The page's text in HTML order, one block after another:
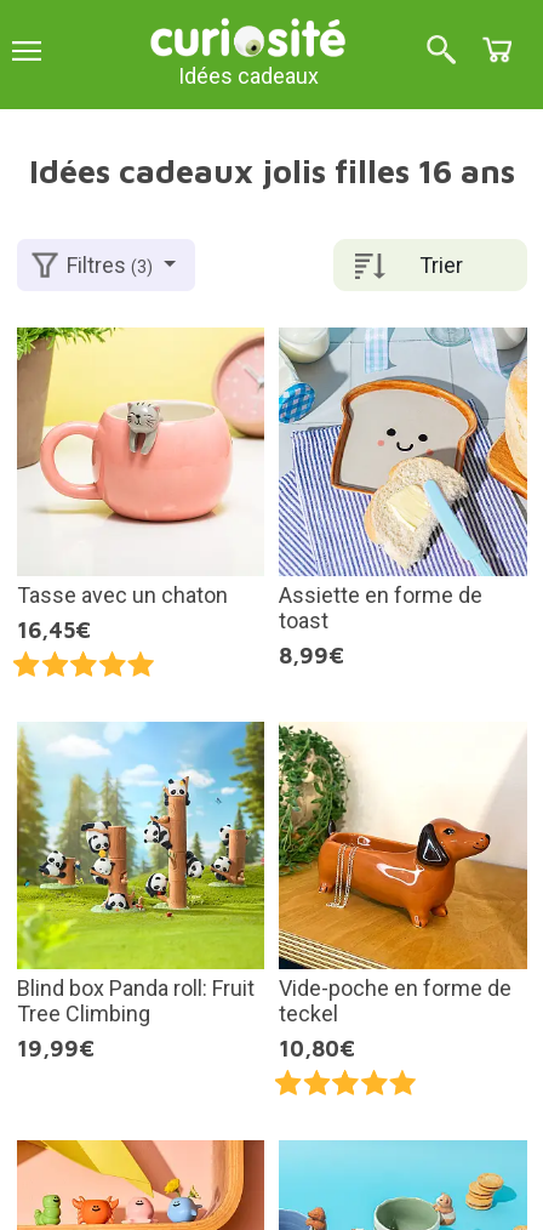
Idées cadeaux
Idées cadeaux jolis filles 16 ans
Trier
Filtres(3)
Tasse avec un chaton
16,45€
Assiette en forme de
toast
8,99€
Blind box Panda roll: Fruit
Tree Climbing
19,99€
Vide-poche en forme de
teckel
10,80€